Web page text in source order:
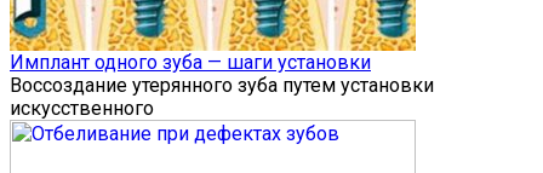
Имплант одного зуба — шаги установки
Воссоздание утерянного зуба путем установки
искусственного